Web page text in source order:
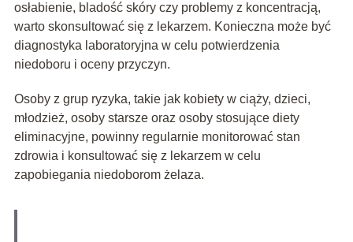
osłabienie, bladość skóry czy problemy z koncentracją,
warto skonsultować się z lekarzem. Konieczna może być
diagnostyka laboratoryjna w celu potwierdzenia
niedoboru i oceny przyczyn.
Osoby z grup ryzyka, takie jak kobiety w ciąży, dzieci,
młodzież, osoby starsze oraz osoby stosujące diety
eliminacyjne, powinny regularnie monitorować stan
zdrowia i konsultować się z lekarzem w celu
zapobiegania niedoborom żelaza.